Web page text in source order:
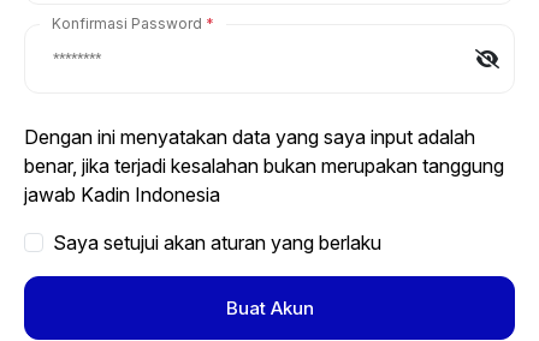
Konfirmasi Password
Dengan ini menyatakan data yang saya input adalah
benar, jika terjadi kesalahan bukan merupakan tanggung
jawab Kadin Indonesia
Saya setujui akan aturan yang berlaku
Buat Akun